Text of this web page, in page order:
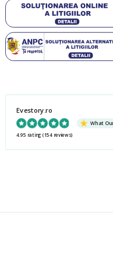
Evestory.ro
What
4.95 rating (154 reviews)